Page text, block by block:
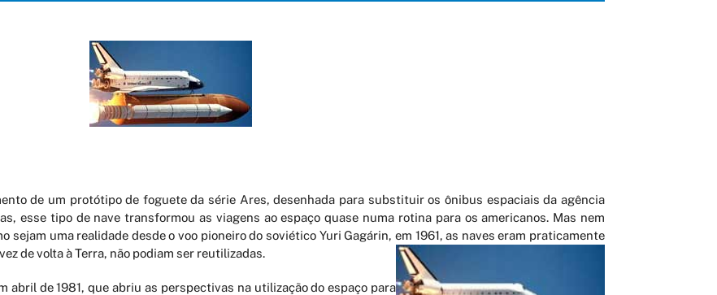
de um protótipo de foguete da série Ares, desenhada para substituir os ônibus espaciais da agência
esse tipo de nave transformou as viagens ao espaço quase numa rotina para os americanos. Mas nem
sejam uma realidade desde o voo pioneiro do soviético Yuri Gagárin, em 1961, as naves eram praticamente
de volta à Terra, não podiam ser reutilizadas.
abril de 1981, que abriu as perspectivas na utilização do espaço para